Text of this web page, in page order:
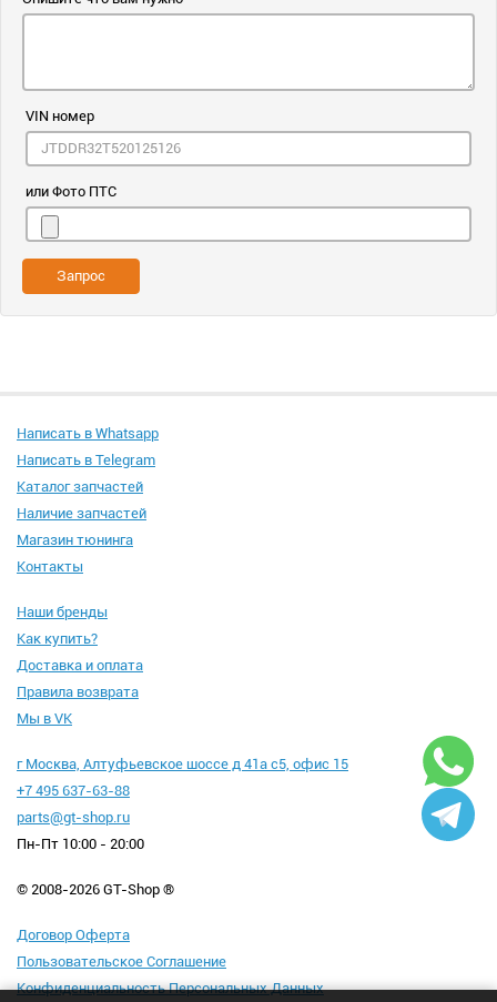
VIN номер
или Фото ПТС
Запрос
Написать в Whatsapp
Написать в Telegram
Каталог запчастей
Наличие запчастей
Магазин тюнинга
Контакты
Наши бренды
Как купить?
Доставка и оплата
Правила возврата
Мы в VK
г Москва, Алтуфьевское шоссе д 41а с5, офис 15
+7 495 637-63-88
parts@gt-shop.ru
Пн-Пт 10:00 - 20:00
© 2008-2026 GT-Shop ®
Договор Оферта
Пользовательское Соглашение
Конфиденциальность Персональных Данных